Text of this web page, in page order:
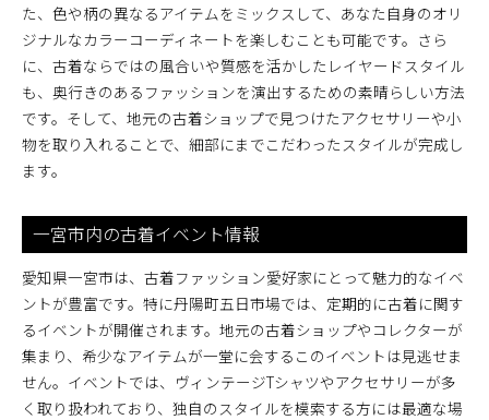
た、色や柄の異なるアイテムをミックスして、あなた自身のオリ
ジナルなカラーコーディネートを楽しむことも可能です。さら
に、古着ならではの風合いや質感を活かしたレイヤードスタイル
も、奥行きのあるファッションを演出するための素晴らしい方法
です。そして、地元の古着ショップで見つけたアクセサリーや小
物を取り入れることで、細部にまでこだわったスタイルが完成し
ます。
一宮市内の古着イベント情報
愛知県一宮市は、古着ファッション愛好家にとって魅力的なイベ
ントが豊富です。特に丹陽町五日市場では、定期的に古着に関す
るイベントが開催されます。地元の古着ショップやコレクターが
集まり、希少なアイテムが一堂に会するこのイベントは見逃せま
せん。イベントでは、ヴィンテージTシャツやアクセサリーが多
く取り扱われており、独自のスタイルを模索する方には最適な場